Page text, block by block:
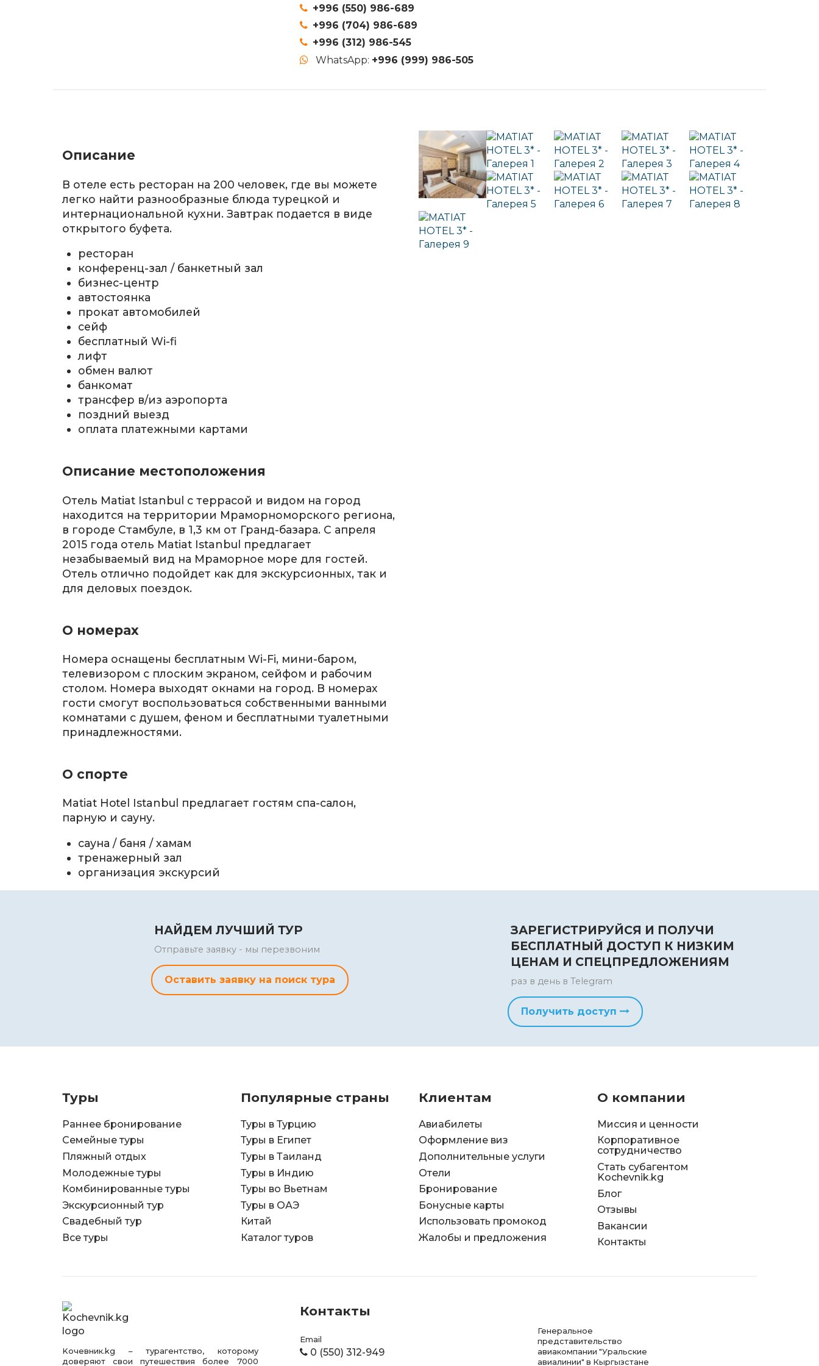
+996 (550) 986-689
+996 (704) 986-689
+996 (312) 986-545
WhatsApp: +996 (999) 986-505
Описание
В отеле есть ресторан на 200 человек, где вы можете
легко найти разнообразные блюда турецкой и
интернациональной кухни. Завтрак подается в виде
открытого буфета.
ресторан
конференц-зал / банкетный зал
бизнес-центр
автостоянка
прокат автомобилей
сейф
бесплатный Wi-fi
лифт
обмен валют
банкомат
трансфер в/из аэропорта
поздний выезд
оплата платежными картами
Описание местоположения
Отель Matiat Istanbul с террасой и видом на город
находится на территории Мраморноморского региона,
в городе Стамбуле, в 1,3 км от Гранд-базара. С апреля
2015 года отель Matiat Istanbul предлагает
незабываемый вид на Мраморное море для гостей.
Отель отлично подойдет как для экскурсионных, так и
для деловых поездок.
О номерах
Номера оснащены бесплатным Wi-Fi, мини-баром,
телевизором с плоским экраном, сейфом и рабочим
столом. Номера выходят окнами на город. В номерах
гости смогут воспользоваться собственными ванными
комнатами с душем, феном и бесплатными туалетными
принадлежностями.
О спорте
Matiat Hotel Istanbul предлагает гостям спа-салон,
парную и сауну.
сауна / баня / хамам
тренажерный зал
организация экскурсий
НАЙДЕМ ЛУЧШИЙ ТУР
Отправьте заявку - мы перезвоним
Оставить заявку на поиск тура
ЗАРЕГИСТРИРУЙСЯ И ПОЛУЧИ
БЕСПЛАТНЫЙ ДОСТУП К НИЗКИМ
ЦЕНАМ И СПЕЦПРЕДЛОЖЕНИЯМ
раз в день в Telegram
Получить доступ
Туры
Раннее бронирование
Семейные туры
Пляжный отдых
Молодежные туры
Комбинированные туры
Экскурсионный тур
Свадебный тур
Все туры
Популярные страны
Туры в Турцию
Туры в Египет
Туры в Таиланд
Туры в Индию
Туры во Вьетнам
Туры в ОАЭ
Китай
Каталог туров
Клиентам
Авиабилеты
Оформление виз
Дополнительные услуги
Отели
Бронирование
Бонусные карты
Использовать промокод
Жалобы и предложения
О компании
Миссия и ценности
Корпоративное
сотрудничество
Стать субагентом
Kochevnik.kg
Блог
Отзывы
Вакансии
Контакты
Kочевник.kg – турагентство, которому
доверяют свои путешествия более 7000
Контакты
Email
0 (550) 312-949
Генеральное
представительство
авиакомпании "Уральские
авиалинии" в Кыргызстане